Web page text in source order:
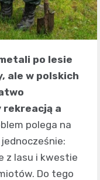
po lesie
ale w polskich
rekreacją a
polega na
z lasu i kwestie
Do tego